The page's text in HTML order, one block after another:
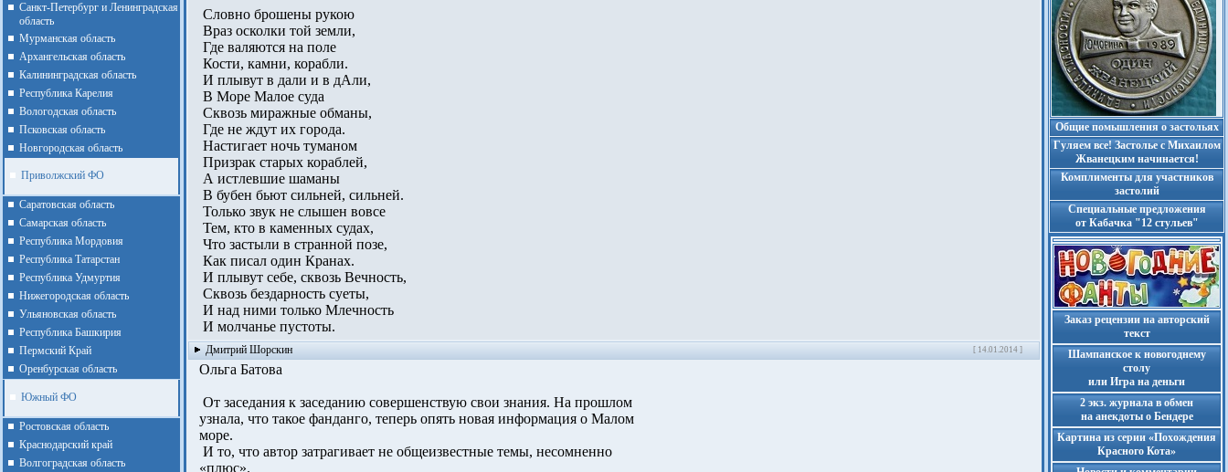
Санкт-Петербург и Ленинградская
область
Мурманская область
Архангельская область
Калининградская область
Республика Карелия
Вологодская область
Псковская область
Новгородская область
Приволжский ФО
Cаратовская область
Cамарская область
Республика Мордовия
Республика Татарстан
Республика Удмуртия
Нижегородская область
Ульяновская область
Республика Башкирия
Пермский Край
Оренбурская область
Южный ФО
Ростовская область
Краснодарский край
Волгоградская область
Словно брошены рукою
Враз осколки той земли,
Где валяются на поле
Кости, камни, корабли.
И плывут в дали и в дАли,
В Море Малое суда
Сквозь миражные обманы,
Где не ждут их города.
Настигает ночь туманом
Призрак старых кораблей,
А истлевшие шаманы
В бубен бьют сильней, сильней.
Только звук не слышен вовсе
Тем, кто в каменных судах,
Что застыли в странной позе,
Как писал один Кранах.
И плывут себе, сквозь Вечность,
Сквозь бездарность суеты,
И над ними только Млечность
И молчанье пустоты.
Дмитрий Шорскин [ 14.01.2014 ]
Ольга Батова
От заседания к заседанию совершенствую свои знания. На прошлом
узнала, что такое фанданго, теперь опять новая информация о Малом
море.
И то, что автор затрагивает не общеизвестные темы, несомненно
«плюс».
Общие помышления о застольях
Гуляем все! Застолье с Михаилом
Жванецким начинается!
Комплименты для участников
застолий
Cпециальные предложения
от Кабачка "12 стульев"
Заказ рецензии на авторский
текст
Шампанское к новогоднему
столу
или Игра на деньги
2 экз. журнала в обмен
на анекдоты о Бендере
Картина из серии «Похождения
Красного Кота»